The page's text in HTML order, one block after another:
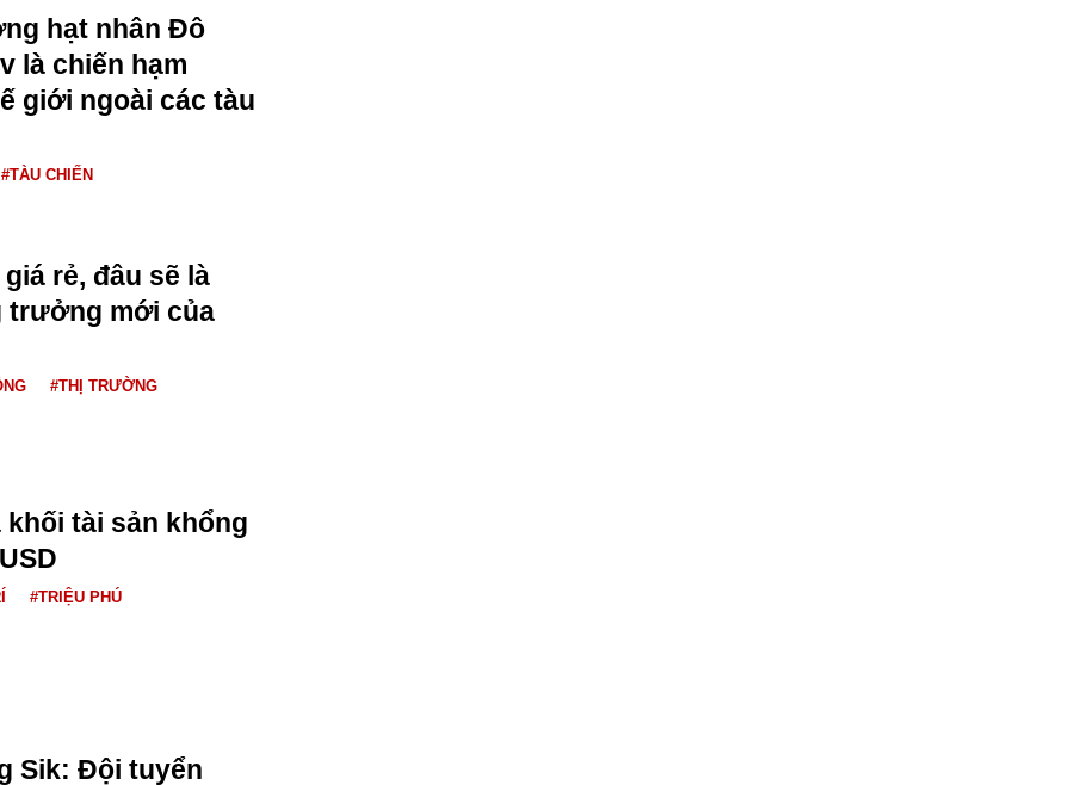
hạt nhân Đô
là chiến hạm
giới ngoài các tàu
#TÀU CHIẾN
rẻ, đâu sẽ là
trưởng mới của
#THỊ TRƯỜNG
khối tài sản khổng
#TRIỆU PHÚ
Sik: Đội tuyển